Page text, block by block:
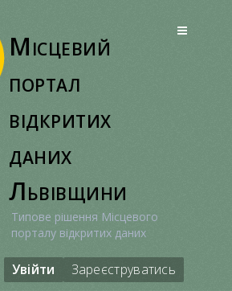
Місцевий
портал
відкритих
даних
Львівщини
Типове рішення Місцевого
порталу відкритих даних
Увійти Зареєструватись